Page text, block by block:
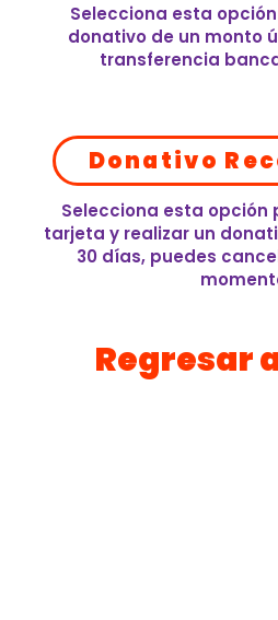
Selecciona esta
donativo de un monto
transferencia
Donativo
Selecciona esta opción
tarjeta y realizar un
30 días, puedes
Regresar